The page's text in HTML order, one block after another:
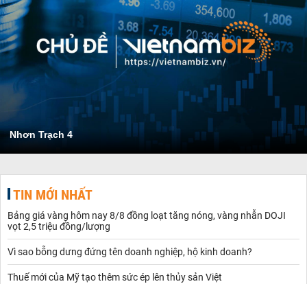
Nhơn Trạch 4
TIN MỚI NHẤT
Bảng giá vàng hôm nay 8/8 đồng loạt tăng nóng, vàng nhẫn DOJI
vọt 2,5 triệu đồng/lượng
Vì sao bỗng dưng đứng tên doanh nghiệp, hộ kinh doanh?
Thuế mới của Mỹ tạo thêm sức ép lên thủy sản Việt